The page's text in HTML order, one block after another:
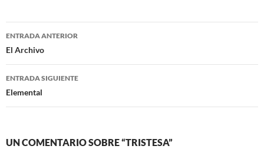
o
o
e
r
Navegación
de
entradas
ENTRADA ANTERIOR
El Archivo
ENTRADA SIGUIENTE
Elemental
UN COMENTARIO SOBRE “TRISTESA”